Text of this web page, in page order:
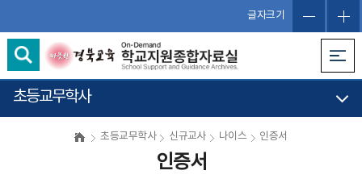
글자크기
초등교무학사
초등교무학사 신규교사 나이스 인증서
인증서